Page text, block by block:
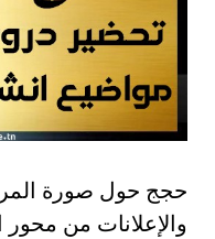
حجج حول صورة
والإعلانات من